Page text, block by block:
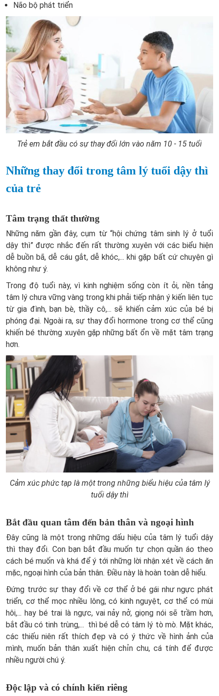
Não bộ phát triển
Trẻ em bắt đầu có sự thay đổi lớn vào năm 10 - 15 tuổi
Những thay đổi trong tâm lý tuổi dậy thì
của trẻ
Tâm trạng thất thường
Những năm gần đây, cụm từ “hội chứng tâm sinh lý ở tuổi
dậy thì” được nhắc đến rất thường xuyên với các biểu hiện
dễ buồn bã, dễ cáu gắt, dễ khóc,... khi gặp bất cứ chuyện gì
không như ý.
Trong độ tuổi này, vì kinh nghiệm sống còn ít ỏi, nền tảng
tâm lý chưa vững vàng trong khi phải tiếp nhận ý kiến liên tục
từ gia đình, bạn bè, thầy cô,... sẽ khiến cảm xúc của bé bị
phóng đại. Ngoài ra, sự thay đổi hormone trong cơ thể cũng
khiến bé thường xuyên gặp những bất ổn về mặt tâm trạng
hơn.
Cảm xúc phức tạp là một trong những biểu hiệu của tâm lý
tuổi dậy thì
Bắt đầu quan tâm đến bản thân và ngoại hình
Đây cũng là một trong những dấu hiệu của tâm lý tuổi dậy
thì thay đổi. Con bạn bắt đầu muốn tự chọn quần áo theo
cách bé muốn và khá để ý tới những lời nhận xét về cách ăn
mặc, ngoại hình của bản thân. Điều này là hoàn toàn dễ hiểu.
Đứng trước sự thay đổi về cơ thể ở bé gái như ngực phát
triển, cơ thể mọc nhiều lông, có kinh nguyệt, cơ thể có mùi
hôi,... hay bé trai là ngực, vai nảy nở, giọng nói sẽ trầm hơn,
bắt đầu có tinh trùng,... thì bé dễ có tâm lý tò mò. Mặt khác,
các thiếu niên rất thích đẹp và có ý thức về hình ảnh của
mình, muốn bản thân xuất hiện chỉn chu, cá tính để được
nhiều người chú ý.
Độc lập và có chính kiến riêng